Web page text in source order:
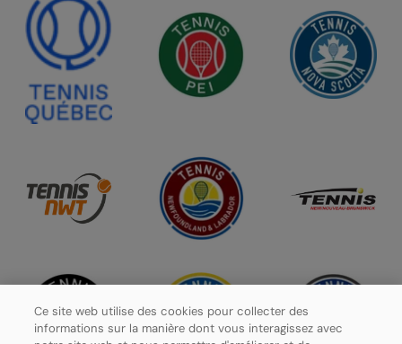
Ce site web utilise des cookies pour collecter des
informations sur la manière dont vous interagissez avec